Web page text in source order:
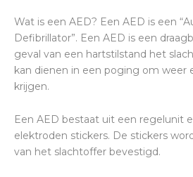
Wat is een AED? Een AED is een
Defibrillator”. Een AED is een
geval van een hartstilstand het
kan dienen in een poging om weer
krijgen.
Een AED bestaat uit een regelunit
elektroden stickers. De stickers
van het slachtoffer bevestigd.